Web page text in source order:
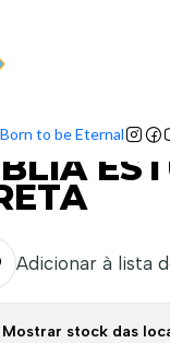
Born to be Eternal
ESTUDO
Adicionar à lista
Mostrar stock das